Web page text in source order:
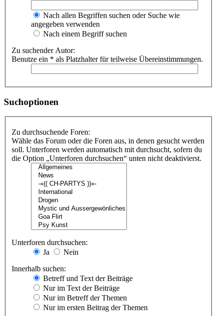
Nach allen Begriffen suchen oder Suche wie
angegeben verwenden
Nach einem Begriff suchen
Zu suchender Autor:
Benutze ein * als Platzhalter für teilweise Übereinstimmungen.
Suchoptionen
Zu durchsuchende Foren:
Wähle das Forum oder die Foren aus, in denen gesucht werden
soll. Unterforen werden automatisch mit durchsucht, sofern du
die Option „Unterforen durchsuchen“ unten nicht deaktivierst.
Unterforen durchsuchen:
Ja
Nein
Innerhalb suchen:
Betreff und Text der Beiträge
Nur im Text der Beiträge
Nur im Betreff der Themen
Nur im ersten Beitrag der Themen